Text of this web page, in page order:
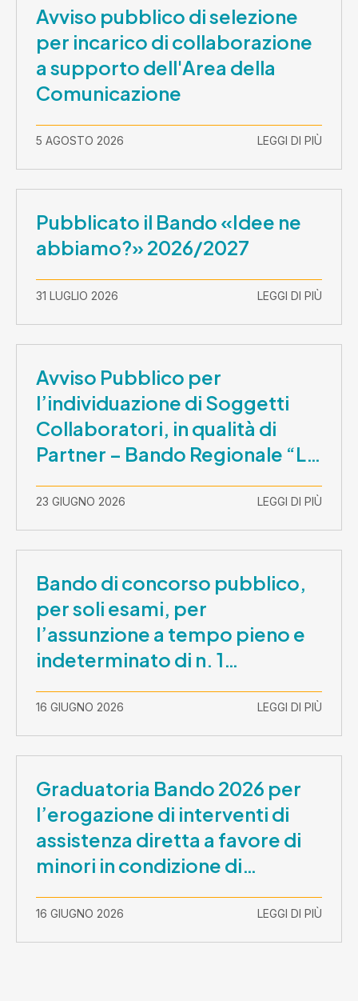
Avviso pubblico di selezione
per incarico di collaborazione
a supporto dell'Area della
Comunicazione
5 AGOSTO 2026 LEGGI DI PIÙ
Pubblicato il Bando «Idee ne
abbiamo?» 2026/2027
31 LUGLIO 2026 LEGGI DI PIÙ
Avviso Pubblico per
l’individuazione di Soggetti
Collaboratori, in qualità di
Partner – Bando Regionale “La
– CUP E81B26000210003
23 GIUGNO 2026 LEGGI DI PIÙ
Bando di concorso pubblico,
per soli esami, per
l’assunzione a tempo pieno e
indeterminato di n. 1
Assistente Sociale –
Comunicazione prova scritta e
prova orale
16 GIUGNO 2026 LEGGI DI PIÙ
Graduatoria Bando 2026 per
l’erogazione di interventi di
assistenza diretta a favore di
minori in condizione di
disabilità con necessità di
sostegno elevato e molto
elevato (Misura B2) per
16 GIUGNO 2026 LEGGI DI PIÙ